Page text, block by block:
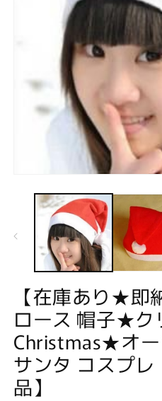
開
く
【在庫あり★即
ロース 帽子★ク
Christmas★オ
サンタ コスプ
品】